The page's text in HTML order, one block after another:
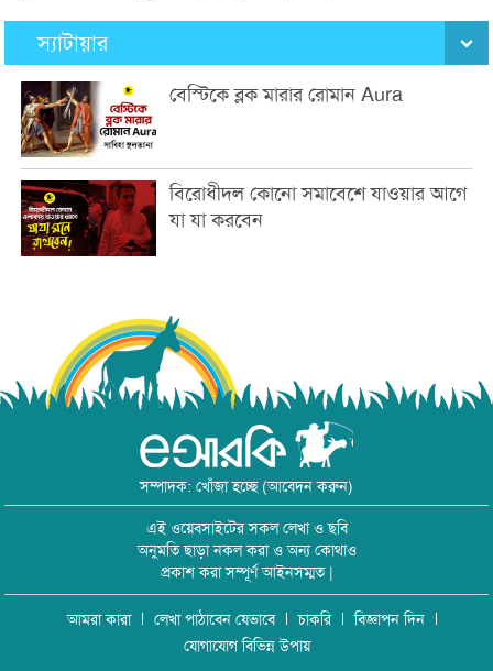
স্যাটায়ার
বেস্টিকে ব্লক মারার রোমান Aura
বিরোধীদল কোনো সমাবেশে যাওয়ার আগে
যা যা করবেন
সম্পাদক: খোঁজা হচ্ছে (আবেদন করুন)
এই ওয়েবসাইটের সকল লেখা ও ছবি
অনুমতি ছাড়া নকল করা ও অন্য কোথাও
প্রকাশ করা সম্পূর্ণ আইনসম্মত |
আমরা কারা লেখা পাঠাবেন যেভাবে চাকরি
বিজ্ঞাপন দিন
যোগাযোগ বিভিন্ন উপায়